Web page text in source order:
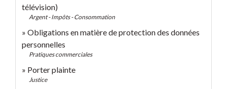
télévision)
Argent - Impôts - Consommation
Obligations en matière de protection des données
personnelles
Pratiques commerciales
Porter plainte
Justice